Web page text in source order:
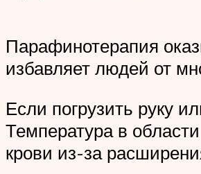
Парафинотерапия
избавляет людей от
Если погрузить руку
Температура в
крови из-за